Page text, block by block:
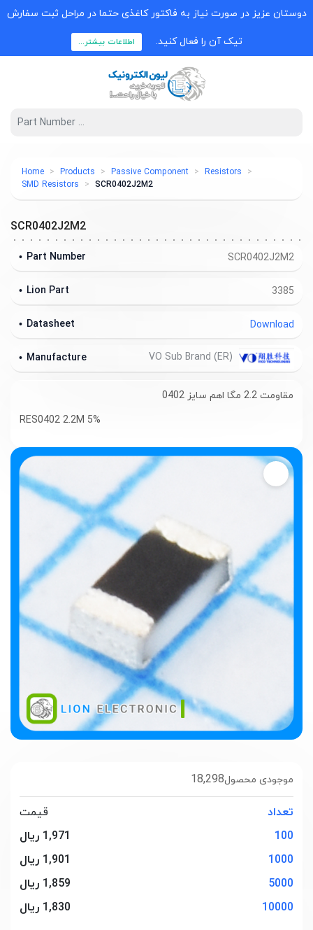
دوستان عزیز در صورت نیاز به فاکتور کاغذی حتما در مراحل ثبت سفارش
تیک آن را فعال کنید. اطلاعات بیشتر...
Home Products Passive Component
Resistors
SMD Resistors
SCR0402J2M2
18,298موجودی محصول
تعداد
قیمت
100
1,971 ریال
1000
1,901 ریال
5000
1,859 ریال
10000
1,830 ریال
SCR0402J2M2
SCR0402J2M2
Part Number
3385
Lion Part
Download
Datasheet
Manufacture
مقاومت 2.2 مگا اهم سایز 0402
RES0402 2.2M 5%